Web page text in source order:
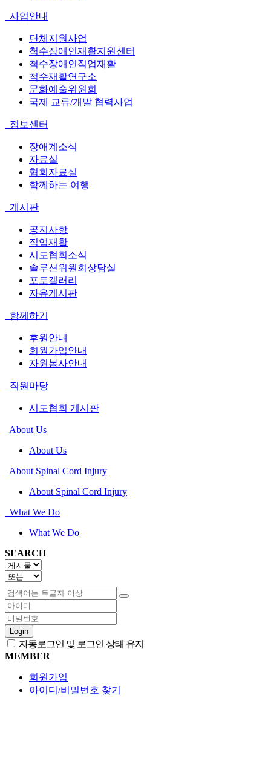
사업안내
단체지원사업
척수장애인재활지원센터
척수장애인직업재활
척수재활연구소
문화예술위원회
국제 교류/개발 협력사업
정보센터
장애계소식
자료실
협회자료실
함께하는 여행
게시판
공지사항
직업재활
시도협회소식
솔루션위원회상담실
포토갤러리
자유게시판
함께하기
후원안내
회원가입안내
자원봉사안내
직원마당
시도협회 게시판
About Us
About Us
About Spinal Cord Injury
About Spinal Cord Injury
What We Do
What We Do
SEARCH
Login
자동로그인 및 로그인 상태 유지
MEMBER
회원가입
아이디/비밀번호 찾기